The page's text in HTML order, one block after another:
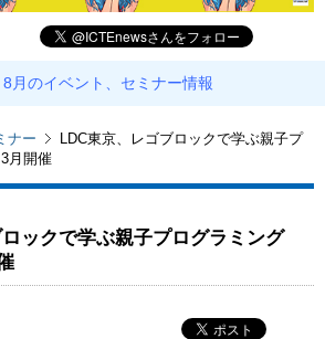
8月のイベント、セミナー情報
ナー
LDC東京、レゴブロックで学ぶ親子プ
月開催
ックで学ぶ親子プログラミング